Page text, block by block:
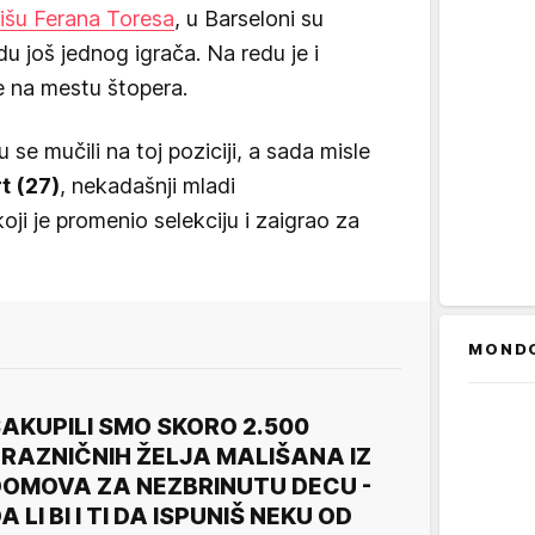
Ferana Toresa, u Barseloni su
još jednog igrača. Na redu je i
na mestu štopera.
se mučili na toj poziciji, a sada misle
(27), nekadašnji mladi
je promenio selekciju i zaigrao za
SMO SKORO 2.500
ŽELJA MALIŠANA IZ
ZA NEZBRINUTU DECU -
LI BI I TI DA ISPUNIŠ NEKU OD